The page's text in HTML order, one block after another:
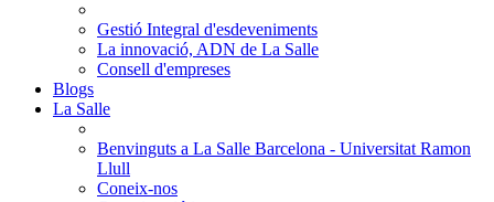
Gestió Integral d'esdeveniments
La innovació, ADN de La Salle
Consell d'empreses
Blogs
La Salle
Benvinguts a La Salle Barcelona - Universitat Ramon
Llull
Coneix-nos